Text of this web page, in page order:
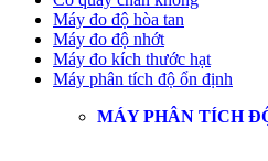
Máy đo độ hòa tan
Máy đo độ nhớt
Máy đo kích thước hạt
Máy phân tích độ ổn định
MÁY PHÂN TÍCH